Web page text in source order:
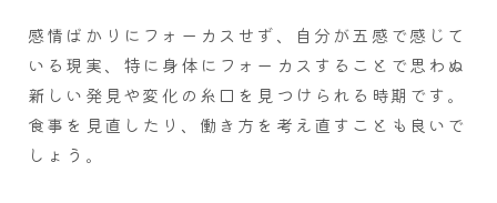
感情ばかりにフォーカスせず、自分が五感で感じて
いる現実、特に身体にフォーカスすることで思わぬ
新しい発見や変化の糸口を見つけられる時期です。
食事を見直したり、働き方を考え直すことも良いで
しょう。